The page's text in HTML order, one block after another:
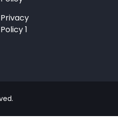
Privacy
Policy 1